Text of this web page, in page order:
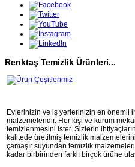
Renktaş Temizlik Ürünleri...
Evlerinizin ve iş yerlerinizin en önemli
malzemeleridir. Her kişi ve kurum
temizlenmesini ister. Sizlerin
kalitede üretilmiş temizlik
çamaşır suyundan temizlik
kadar birbirinden farklı birçok ürüne